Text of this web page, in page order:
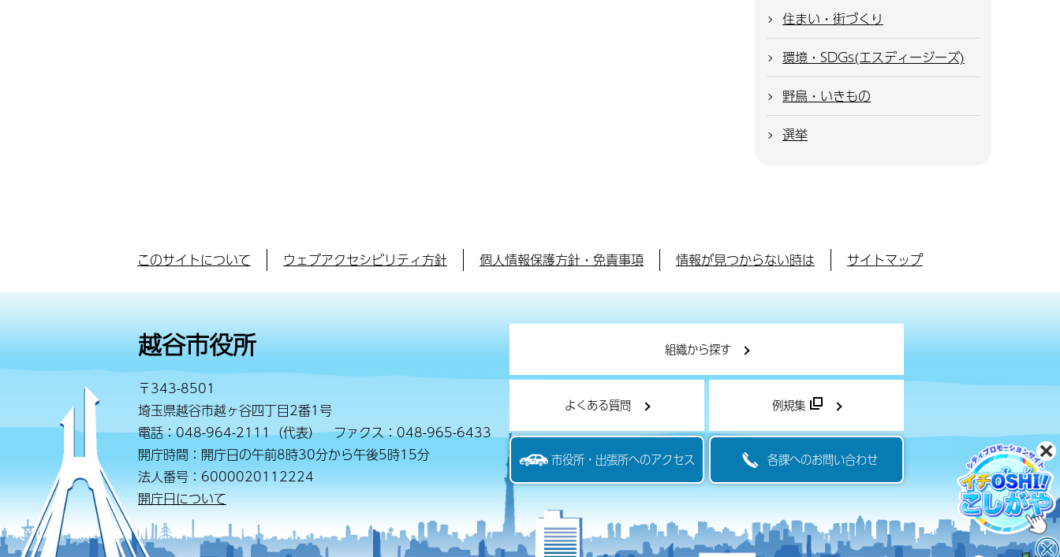
住まい・街づくり
環境・SDGs(エスディージーズ)
野鳥・いきもの
選挙
このサイトについて ウェブアクセシビリティ方針 個人情報保護方針・免責事項 情報が見つからない時は サイトマップ
越谷市役所
〒343-8501
埼玉県越谷市越ヶ谷四丁目2番1号
電話：048-964-2111（代表） ファクス：048-965-6433
開庁時間：開庁日の午前8時30分から午後5時15分
法人番号：6000020112224
開庁日について
組織から探す
よくある質問 例規集
市役所・出張所へのアクセス 各課へのお問い合わせ